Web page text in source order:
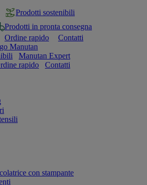
Prodotti sostenibili
Prodotti in pronta consegna
Ordine rapido Contatti
Manutan Expert
rapido
Contatti
con stampante